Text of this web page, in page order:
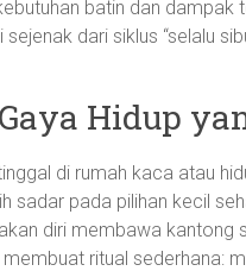
batin dan dampak
dari siklus “selalu
Hidup
di rumah kaca atau
sadar pada pilihan kecil
diri membawa kantong
ritual sederhana: